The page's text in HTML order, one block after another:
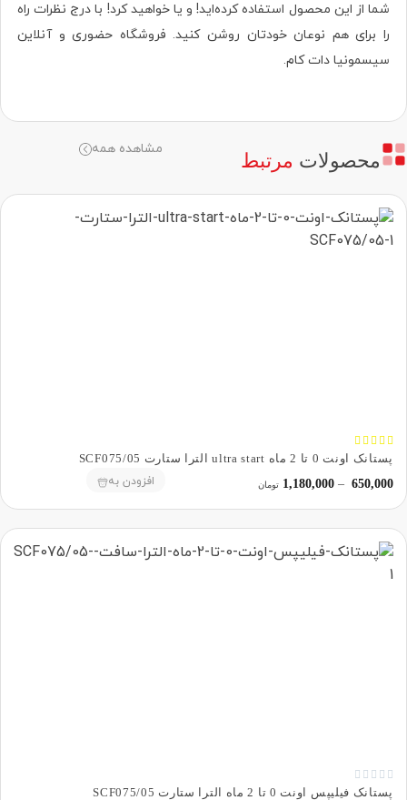
شما از این محصول استفاده کرده‌اید! و یا خواهید کرد! با درج نظرات راه
را برای هم نوعان خودتان روشن کنید. فروشگاه حضوری‌ و آنلاین
سیسمونیا دات کام.
محصولات مرتبط
مشاهده همه





پستانک اونت 0 تا 2 ماه ultra start الترا ستارت SCF075/05
650,000
–
1,180,000 تومان افزودن به





پستانک فیلیپس اونت 0 تا 2 ماه الترا ستارت SCF075/05